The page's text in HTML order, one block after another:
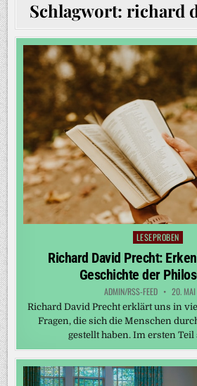
Schlagwort: richard
Posted
LESEPROBEN
Richard David Precht:
Geschichte der
ADMIN/RSS-FEED 20.
Richard David Precht erklärt uns in
Fragen, die sich die Menschen
gestellt haben. Im ersten